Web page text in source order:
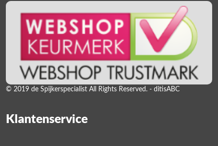
© 2019 de Spijkerspecialist All Rights Reserved. - ditisABC
Klantenservice